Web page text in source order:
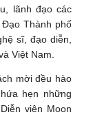
lãnh đạo các
Đạo Thành phố
sĩ, đạo diễn,
Việt Nam.
mời đều hào
hẹn những
viên Moon